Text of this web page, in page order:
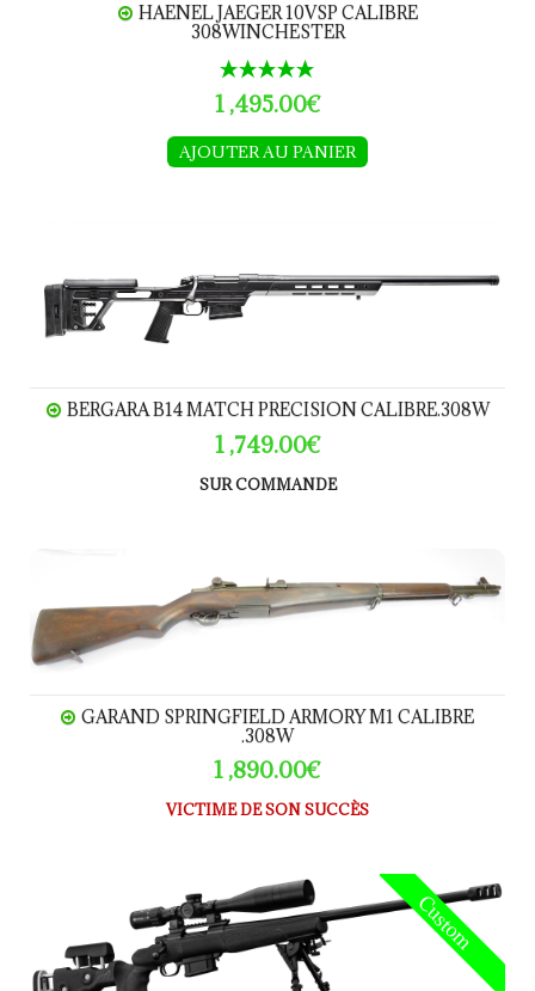
HAENEL JAEGER 10VSP CALIBRE
308WINCHESTER
1 ,495.00€
AJOUTER AU PANIER
BERGARA B14 MATCH PRECISION CALIBRE.308W
1 ,749.00€
SUR COMMANDE
GARAND SPRINGFIELD ARMORY M1 CALIBRE
.308W
1 ,890.00€
VICTIME DE SON SUCCÈS
Custom
HOWA GRS calibre.308W